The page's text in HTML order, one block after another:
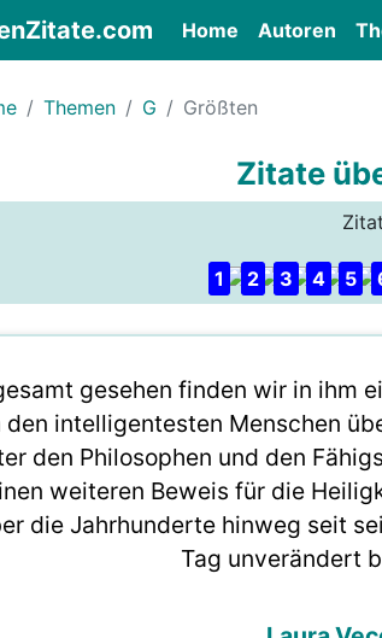
Home (current)
Autoren
Themen G Größten
Zitate
1 2 3 4 5
gesehen finden wir in ihm
den intelligentesten Menschen
den Philosophen und den
weiteren Beweis für die
die Jahrhunderte hinweg seit
Tag unverändert